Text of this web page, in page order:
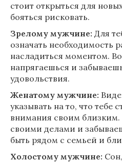
стоит открыться для
бояться рисковать.
Зрелому мужчине: Для
означать необходимость
насладиться моментом.
напрягаешься и
удовольствия.
Женатому мужчине:
указывать на то, что тебе
внимания своим близким.
своими делами и
быть рядом с семьей и
Холостому мужчине: